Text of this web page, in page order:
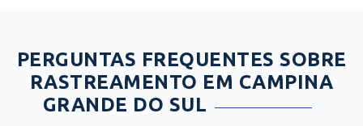
PERGUNTAS FREQUENTES SOBRE
RASTREAMENTO EM CAMPINA
GRANDE DO SUL